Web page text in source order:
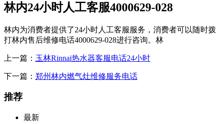
林内24小时人工客服4000629-028
林内为消费者提供了24小时人工客服服务，消费者可以随时拨
打林内售后维修电话4000629-028进行咨询。林
上一篇： 玉林Rinnai热水器客服电话24小时
下一篇： 郑州林内燃气灶维修服务电话
推荐
最新